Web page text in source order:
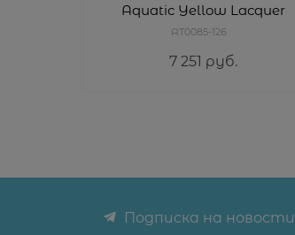
Aquatic Yellow Lacquer
AT0085-126
7 251 руб.
Подписка на новости